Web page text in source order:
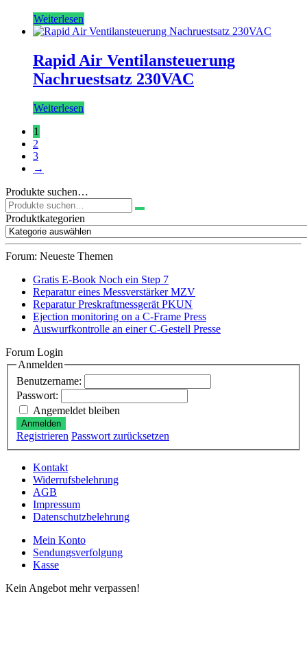
Weiterlesen
Rapid Air Ventilansteuerung
Nachruestsatz 230VAC
Weiterlesen
1
2
3
→
Produkte suchen…
Suchen
nach:
Produktkategorien
Forum: Neueste Themen
Gratis E-Book Noch ein Step 7
Reparatur eines Messverstärker MZV
Reparatur Preskraftmessgerät PKUN
Ejection monitoring on a C-Frame Press
Auswurfkontrolle an einer C-Gestell Presse
Forum Login
Anmelden
Benutzername:
Passwort:
Angemeldet bleiben
Anmelden
Registrieren Passwort zurücksetzen
Kontakt
Widerrufsbelehrung
AGB
Impressum
Datenschutzbelehrung
Mein Konto
Sendungsverfolgung
Kasse
Kein Angebot mehr verpassen!